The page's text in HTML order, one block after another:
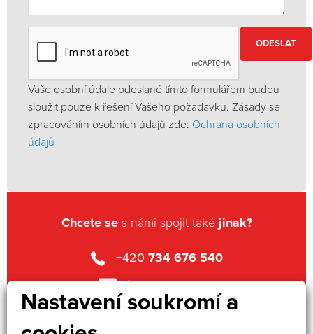
Nastavení soukromí a
ODESLAT
Vaše osobní údaje odeslané tímto formulářem budou
sloužit pouze k řešení Vašeho požadavku. Zásady se
zpracováním osobních údajů zde: Ochrana osobních
údajů
Chcete ses námi spojit také jinak?
+420 734 676 540
info@profima.cz